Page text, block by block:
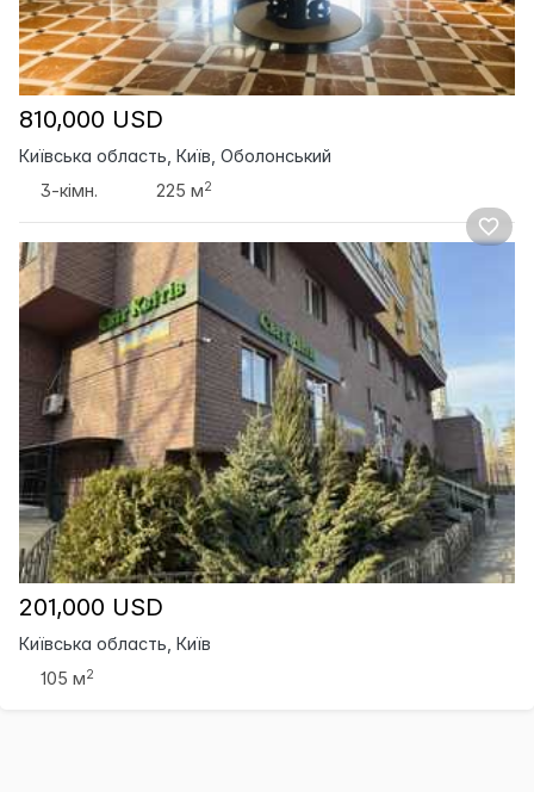
810,000 USD
Київська область, Київ, Оболонський
3-кімн.
225 м2
201,000 USD
Київська область, Київ
105 м2